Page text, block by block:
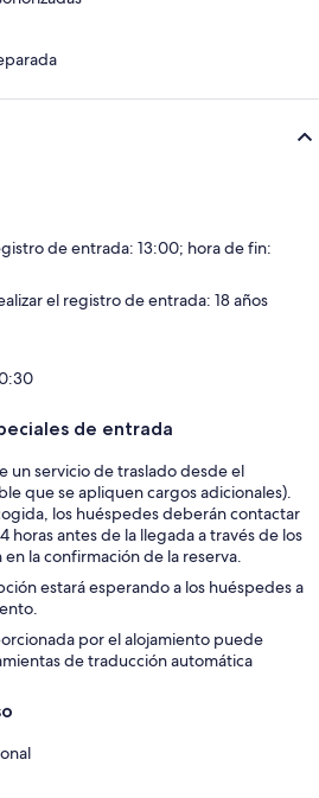
de entrada: 13:00; hora de fin:
el registro de entrada: 18 años
de entrada
un servicio de traslado desde el
que se apliquen cargos adicionales).
los huéspedes deberán contactar
horas antes de la llegada a través de los
la confirmación de la reserva.
estará esperando a los huéspedes a
por el alojamiento puede
de traducción automática